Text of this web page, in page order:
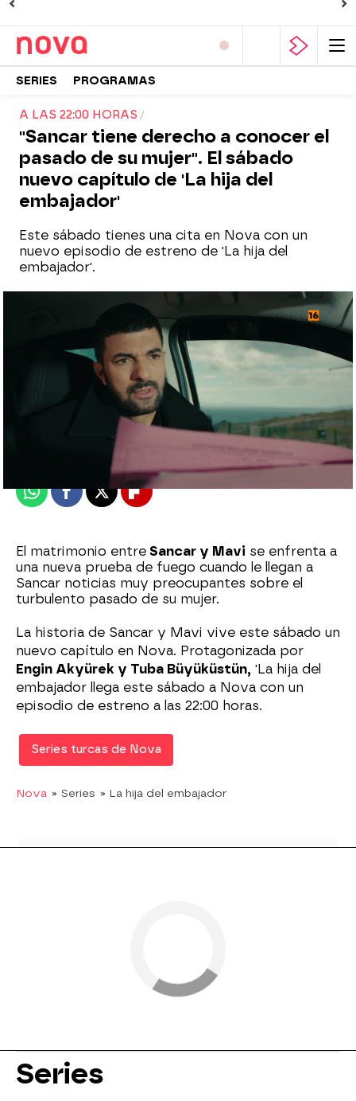
SERIES PROGRAMAS
A LAS 22:00 HORAS
"Sancar tiene derecho a conocer el
pasado de su mujer". El sábado
nuevo capítulo de 'La hija del
embajador'
Este sábado tienes una cita en Nova con un
nuevo episodio de estreno de 'La hija del
embajador'.
Nova
30 de noviembre de 2022, 19:15
WhatsappFacebook
X Flipboard
El matrimonio entre Sancar y Mavi se enfrenta a
una nueva prueba de fuego cuando le llegan a
Sancar noticias muy preocupantes sobre el
turbulento pasado de su mujer.
La historia de Sancar y Mavi vive este sábado un
nuevo capítulo en Nova. Protagonizada por
Engin Akyürek y Tuba Büyüküstün, 'La hija del
embajador llega este sábado a Nova con un
episodio de estreno a las 22:00 horas.
Series turcas de Nova
Nova » Series » La hija del embajador
Series